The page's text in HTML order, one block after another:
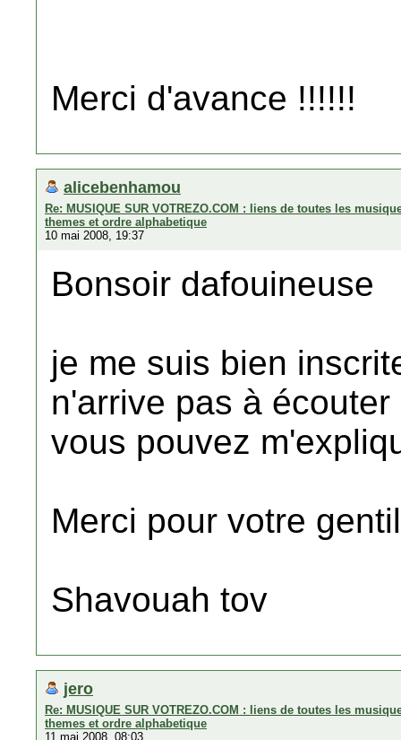
Merci d'avance !!!!!!
alicebenhamou
Re: MUSIQUE SUR VOTREZO.COM : liens de toutes les
themes et ordre alphabetique
10 mai 2008, 19:37
Bonsoir dafouineuse
je me suis bien
n'arrive pas à
vous pouvez
Merci pour votre
Shavouah tov
jero
Re: MUSIQUE SUR VOTREZO.COM : liens de toutes les
themes et ordre alphabetique
11 mai 2008, 08:03